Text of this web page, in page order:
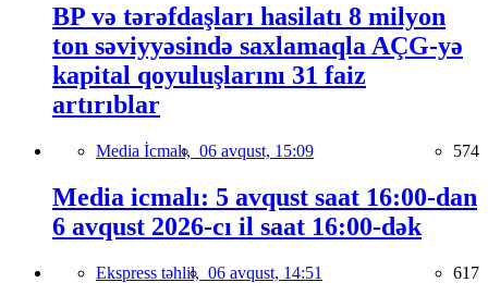
BP və tərəfdaşları hasilatı 8 milyon
ton səviyyəsində saxlamaqla AÇG-yə
kapital qoyuluşlarını 31 faiz
artırıblar
Media İcmalı, 06 avqust, 15:09 574
Media icmalı: 5 avqust saat 16:00-dan
6 avqust 2026-cı il saat 16:00-dək
Ekspress təhlil, 06 avqust, 14:51 617